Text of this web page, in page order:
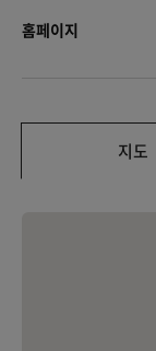
홈페이지
지도